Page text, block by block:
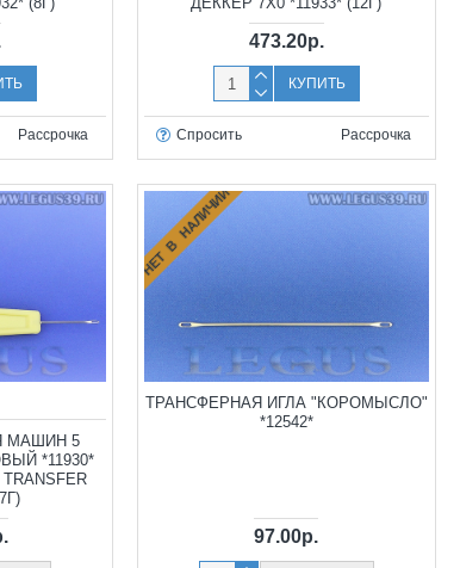
Рассрочка
473.20р.
КУПИТЬ
Спросить Рассрочка
МАШИН 5
*11930*
НЕТ В НАЛИЧИИ
ТРАНСФЕРНАЯ ИГЛА "КОРОМЫСЛО"
*12542*
97.00р.